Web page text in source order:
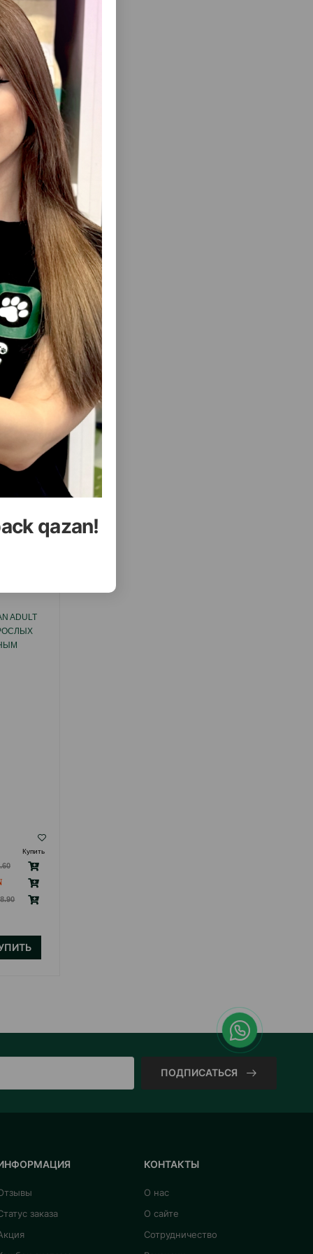
qazan!
Все
ДЛЯ
ADULT
Купить
ПОДПИСАТЬСЯ
заказа
КОНТАКТЫ
О нас
О сайте
Сотрудничество